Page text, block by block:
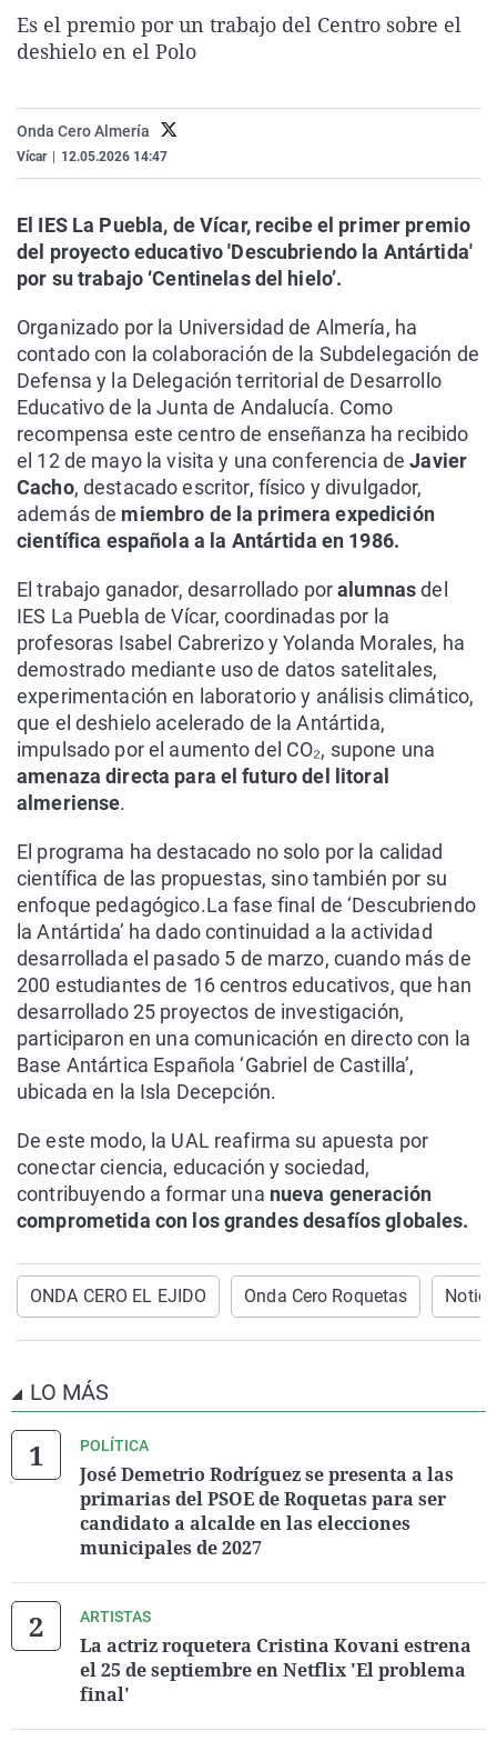
La rosa de los vientos
Caso
Extremadura
País Vasco
Virales
Es el premio por un trabajo del Centro sobre el
deshielo en el Polo
Onda Cero Almería
Vícar 12.05.2026 14:47
El IES La Puebla, de Vícar, recibe el primer premio
del proyecto educativo 'Descubriendo la Antártida'
por su trabajo ‘Centinelas del hielo’.
Organizado por la Universidad de Almería, ha
contado con la colaboración de la Subdelegación de
Defensa y la Delegación territorial de Desarrollo
Educativo de la Junta de Andalucía. Como
recompensa este centro de enseñanza ha recibido
el 12 de mayo la visita y una conferencia de Javier
Cacho, destacado escritor, físico y divulgador,
además de miembro de la primera expedición
científica española a la Antártida en 1986.
El trabajo ganador, desarrollado poralumnasdel
IES La Puebla de Vícar, coordinadas por la
profesoras Isabel Cabrerizo y Yolanda Morales, ha
demostrado mediante uso de datos satelitales,
experimentación en laboratorio y análisis climático,
que el deshielo acelerado de la Antártida,
impulsado por el aumento del CO₂, supone una
amenaza directa para el futuro del litoral
almeriense.
El programa ha destacado no solo por la calidad
científica de las propuestas, sino también por su
enfoque pedagógico.La fase final de ‘Descubriendo
la Antártida’ ha dado continuidad a la actividad
desarrollada el pasado 5 de marzo, cuando más de
200 estudiantes de 16 centros educativos, que han
desarrollado 25 proyectos de investigación,
participaron en una comunicación en directo con la
Base Antártica Española ‘Gabriel de Castilla’,
ubicada en la Isla Decepción.
De este modo, la UAL reafirma su apuesta por
conectar ciencia, educación y sociedad,
contribuyendo a formar una nueva generación
comprometida con los grandes desafíos globales.
ONDA CERO EL EJIDO Onda Cero Roquetas
LO MÁS
POLÍTICA
José Demetrio Rodríguez se presenta a las
primarias del PSOE de Roquetas para ser
candidato a alcalde en las elecciones
municipales de 2027
ARTISTAS
La actriz roquetera Cristina Kovani estrena
el 25 de septiembre en Netflix 'El problema
final'